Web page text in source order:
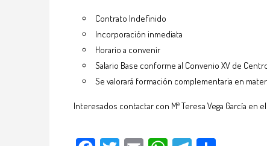
Contrato Indefinido
Incorporación inmediata
Horario a convenir
Salario Base conforme al Convenio XV de
Se valorará formación complementaria en
Interesados contactar con Mª Teresa Vega García en